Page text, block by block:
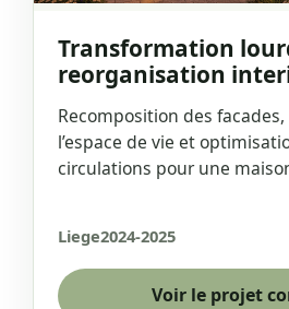
Transformation
reorganisation
Recomposition des
l’espace de vie et
circulations pour une
Liege2024-2025
Voir le projet